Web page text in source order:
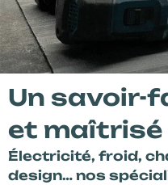
Un savoir-
et maîtrisé
Électricité, froid,
design… nos